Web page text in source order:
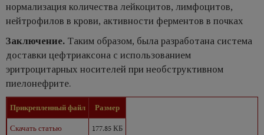
нормализация количества лейкоцитов, лимфоцитов,
нейтрофилов в крови, активности ферментов в почках
Заключение. Таким образом, была разработана система
доставки цефтриаксона с использованием
эритроцитарных носителей при необструктивном
пиелонефрите.
Прикрепленный файл
Размер
Скачать статью
177.85 КБ